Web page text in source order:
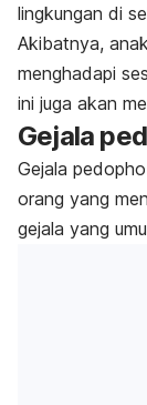
lingkungan di
Akibatnya,
menghadapi
ini juga akan
Gejala
Gejala
orang yang
gejala yang